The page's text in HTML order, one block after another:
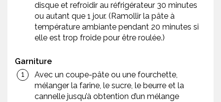
disque et refroidir au réfrigérateur 30 minutes
ou autant que 1 jour. (Ramollir la pâte à
température ambiante pendant 20 minutes si
elle est trop froide pour être roulée.)
Garniture
Avec un coupe-pâte ou une fourchette,
mélanger la farine, le sucre, le beurre et la
cannelle jusqu’à obtention d’un mélange